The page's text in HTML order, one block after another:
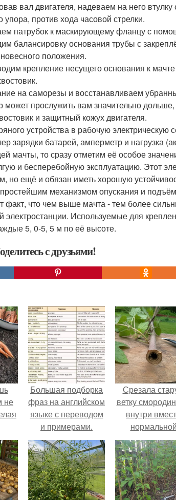
вал двигателя, надеваем на него
против хода часовой стрелки.
патрубок к маскирующему фланцу с
балансировку основания трубы с
положения.
крепление несущего основания к
на саморезы и восстанавливаем
может прослужить вам значительно
и защитный кожух двигателя.
устройства в рабочую электрическую
зарядки батарей, амперметр и нагрузка
мачты, то сразу отметим её особое
и бесперебойную эксплуатацию. Этот
но ещё и обязан иметь хорошую
механизмом опускания и
факт, что чем выше мачта - тем более
электростанции. Используемые для
5, 0-5, 5 м по её высоте.
с друзьями!
не
и
Большая подборка
фраз на английском
языке с переводом
и примерами.
Срезала
ветку
внутри
нормальной
светлой
оказалась
пустота.